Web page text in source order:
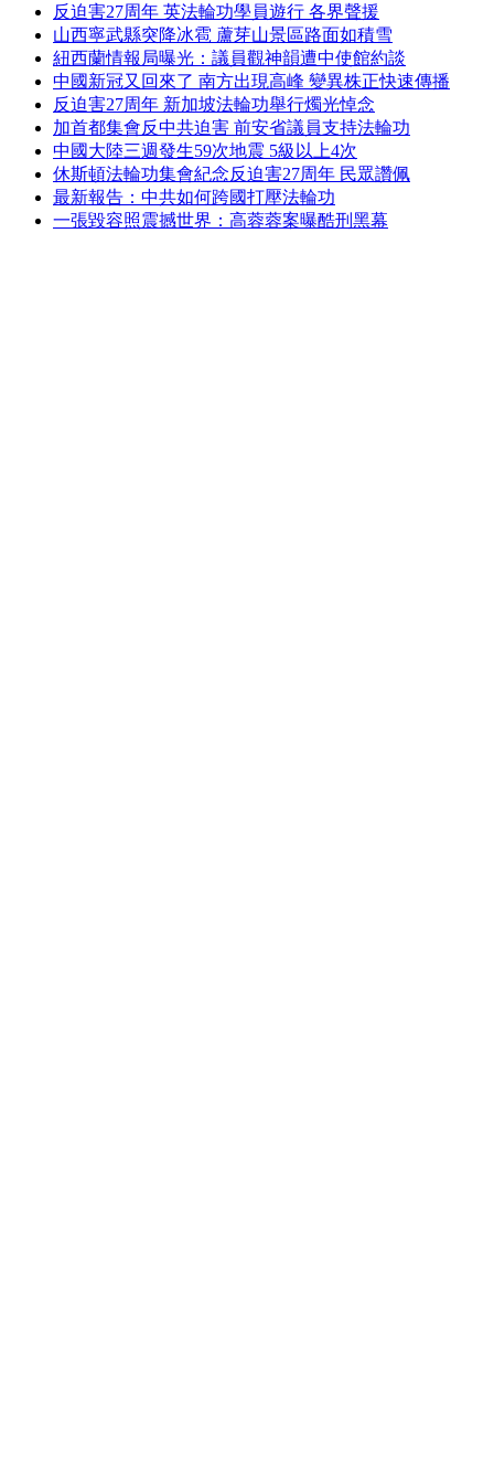
反迫害27周年 英法輪功學員遊行 各界聲援
山西寧武縣突降冰雹 蘆芽山景區路面如積雪
紐西蘭情報局曝光：議員觀神韻遭中使館約談
中國新冠又回來了 南方出現高峰 變異株正快速傳播
反迫害27周年 新加坡法輪功舉行燭光悼念
加首都集會反中共迫害 前安省議員支持法輪功
中國大陸三週發生59次地震 5級以上4次
休斯頓法輪功集會紀念反迫害27周年 民眾讚佩
最新報告：中共如何跨國打壓法輪功
一張毀容照震撼世界：高蓉蓉案曝酷刑黑幕